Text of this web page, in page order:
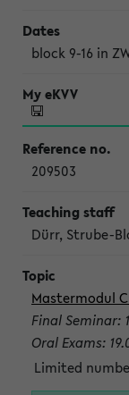
block 9-16 in
209503
Dürr, Strube-
Mastermodul
Final Seminar:
Oral Exams:
Limited